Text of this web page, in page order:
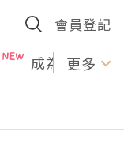
會員登記
成為U更多